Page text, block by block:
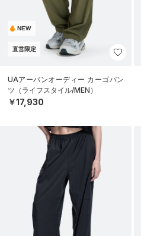
NEW
直営限定
UAアーバンオーディー カーゴパン
ツ（ライフスタイル/MEN）
￥17,930